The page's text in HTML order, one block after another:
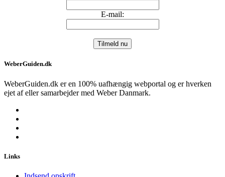
E-mail:
WeberGuiden.dk
WeberGuiden.dk er en 100% uafhængig webportal og er hverken
ejet af eller samarbejder med Weber Danmark.
Links